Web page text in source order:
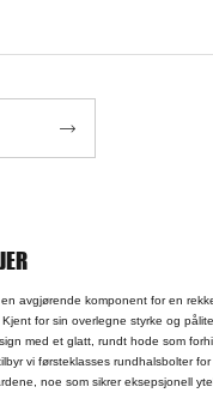

en avgjørende komponent for en
for sin overlegne styrke og
med et glatt, rundt hode som
vi førsteklasses rundhalsbolter
noe som sikrer eksepsjonell